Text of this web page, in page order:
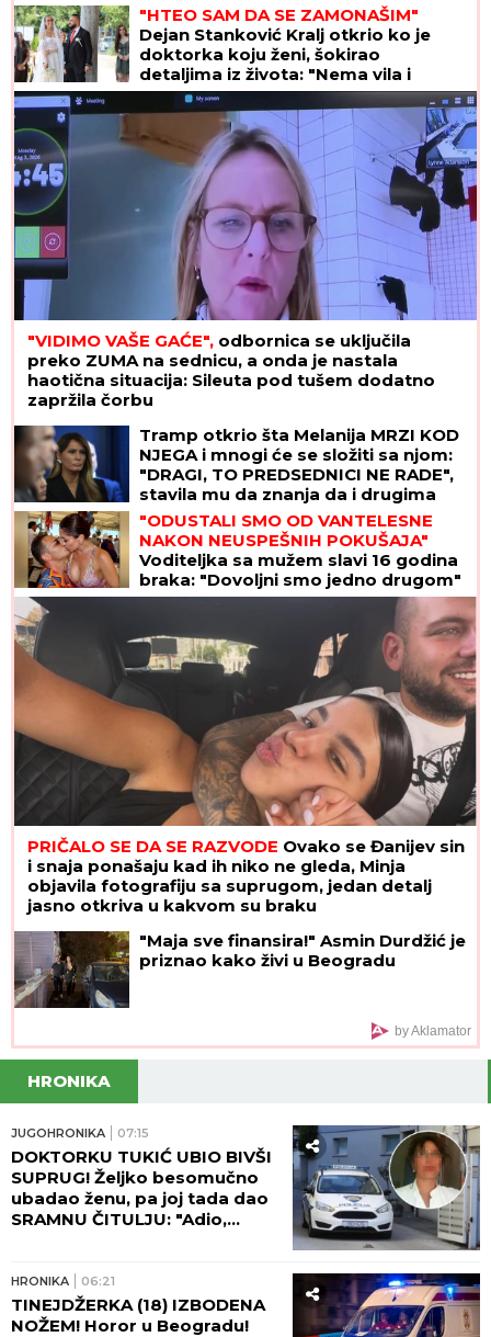
"HTEO SAM DA SE ZAMONAŠIM"
Dejan Stanković Kralj otkrio ko je
doktorka koju ženi, šokirao
detaljima iz života: "Nema vila i
kamiona" (VIDEO)
"VIDIMO VAŠE GAĆE", odbornica se uključila
preko ZUMA na sednicu, a onda je nastala
haotična situacija: Sileuta pod tušem dodatno
zapržila čorbu
Tramp otkrio šta Melanija MRZI KOD
NJEGA i mnogi će se složiti sa njom:
"DRAGI, TO PREDSEDNICI NE RADE",
stavila mu da znanja da i drugima
smeta, ali se pretvaraju - iz
pristojnosti
"ODUSTALI SMO OD VANTELESNE
NAKON NEUSPEŠNIH POKUŠAJA"
Voditeljka sa mužem slavi 16 godina
braka: "Dovoljni smo jedno drugom"
PRIČALO SE DA SE RAZVODE Ovako se Đanijev sin
i snaja ponašaju kad ih niko ne gleda, Minja
objavila fotografiju sa suprugom, jedan detalj
jasno otkriva u kakvom su braku
"Maja sve finansira!" Asmin Durdžić je
priznao kako živi u Beogradu
by Aklamator
HRONIKA
JUGOHRONIKA 07:15
DOKTORKU TUKIĆ UBIO BIVŠI
SUPRUG! Željko besomučno
ubadao ženu, pa joj tada dao
SRAMNU ČITULJU: "Adio,
HRONIKA 06:21
TINEJDŽERKA (18) IZBODENA
NOŽEM! Horor u Beogradu!